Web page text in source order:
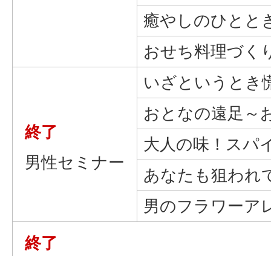
癒やしのひとと
おせち料理づく
終了
男性セミナー
いざというとき
おとなの遠足～
大人の味！スパ
あなたも狙われ
男のフラワーア
終了